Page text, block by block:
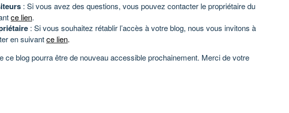
: Si vous avez des questions, vous pouvez contacter le propriétaire du
ce lien.
: Si vous souhaitez rétablir l’accès à votre blog, nous vous invitons à
en suivantce lien.
ce blog pourra être de nouveau accessible prochainement. Merci de votre